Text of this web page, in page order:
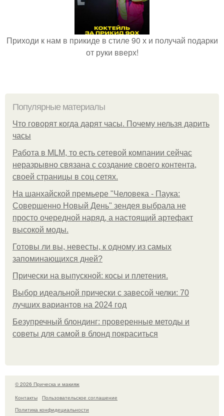
Приходи к нам в прикиде в стиле 90 х и получай подарки
от руки вверх!
Популярные материалы
Что говорят когда дарят часы. Почему нельзя дарить
часы
Работа в MLM, то есть сетевой компании сейчас
неразрывно связана с создание своего контента,
своей страницы в соц сетях.
На шанхайской премьере "Человека - Паука:
Совершенно Новый День" зендея выбрала не
просто очередной наряд, а настоящий артефакт
высокой моды.
Готовы ли вы, невесты, к одному из самых
запоминающихся дней?
Прически на выпускной: косы и плетения.
Выбор идеальной прически с завесой челки: 70
лучших вариантов на 2024 год
Безупречный блондинг: проверенные методы и
советы для самой в блонд покраситься
© 2026 Прическа и макияж
Контакты
Пользовательское соглашение
Политика конфидециальности